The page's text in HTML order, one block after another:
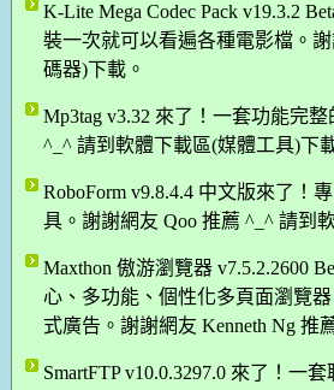
K-Lite Mega Codec Pack v19.3.2
裝一次就可以看遍各種電影檔。
碼器)下載。
Mp3tag v3.32 來了！一套功能完
^_^ 請到軟體下載區(媒體工具)下
RoboForm v9.8.4.4 中文版來了！
具。謝謝網友 Qoo 推薦 ^_^ 請到
Maxthon 傲游瀏覽器 v7.5.2.2600
心、多功能、個性化多頁面瀏覽
式廣告。謝謝網友 Kenneth Ng 推
SmartFTP v10.0.3297.0 來了！一